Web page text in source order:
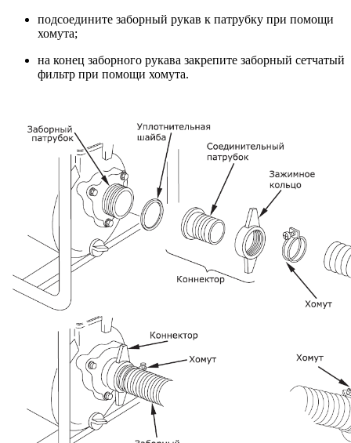
подсоедините заборный рукав к патрубку при помощи
хомута;
на конец заборного рукава закрепите заборный сетчатый
фильтр при помощи хомута.